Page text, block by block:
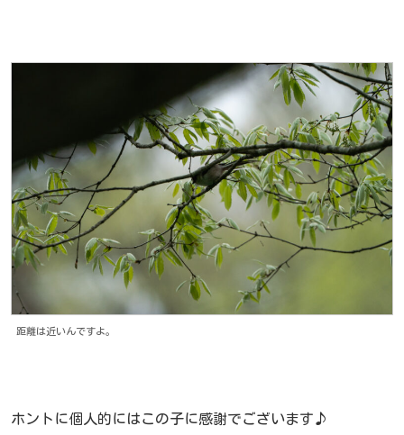
距離は近いんですよ。
ホントに個人的にはこの子に感謝でございます♪